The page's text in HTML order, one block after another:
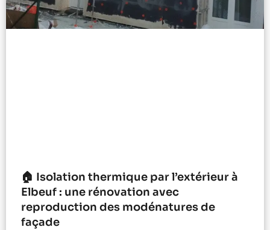
🏠 Isolation thermique par l’extérieur à
Elbeuf : une rénovation avec
reproduction des modénatures de
façade